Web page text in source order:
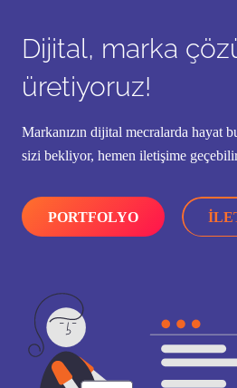
Dijital, marka
üretiyoruz!
Markanızın dijital mecralarda hayat
sizi bekliyor, hemen iletişime
PORTFOLYO